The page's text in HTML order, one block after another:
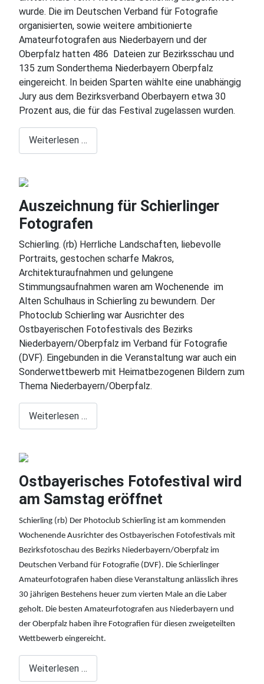
wurde. Die im Deutschen Verband für Fotografie
organisierten, sowie weitere ambitionierte
Amateurfotografen aus Niederbayern und der
Oberpfalz hatten 486 Dateien zur Bezirksschau und
135 zum Sonderthema Niederbayern Oberpfalz
eingereicht. In beiden Sparten wählte eine unabhängig
Jury aus dem Bezirksverband Oberbayern etwa 30
Prozent aus, die für das Festival zugelassen wurden.
Weiterlesen …
Auszeichnung für Schierlinger
Fotografen
Schierling. (rb) Herrliche Landschaften, liebevolle
Portraits, gestochen scharfe Makros,
Architekturaufnahmen und gelungene
Stimmungsaufnahmen waren am Wochenende im
Alten Schulhaus in Schierling zu bewundern. Der
Photoclub Schierling war Ausrichter des
Ostbayerischen Fotofestivals des Bezirks
Niederbayern/Oberpfalz im Verband für Fotografie
(DVF). Eingebunden in die Veranstaltung war auch ein
Sonderwettbewerb mit Heimatbezogenen Bildern zum
Thema Niederbayern/Oberpfalz.
Weiterlesen …
Ostbayerisches Fotofestival wird
am Samstag eröffnet
Schierling (rb) Der Photoclub Schierling ist am kommenden
Wochenende Ausrichter des Ostbayerischen Fotofestivals mit
Bezirksfotoschau des Bezirks Niederbayern/Oberpfalz im
Deutschen Verband für Fotografie (DVF). Die Schierlinger
Amateurfotografen haben diese Veranstaltung anlässlich ihres
30 jährigen Bestehens heuer zum vierten Male an die Laber
geholt. Die besten Amateurfotografen aus Niederbayern und
der Oberpfalz haben ihre Fotografien für diesen zweigeteilten
Wettbewerb eingereicht.
Weiterlesen …